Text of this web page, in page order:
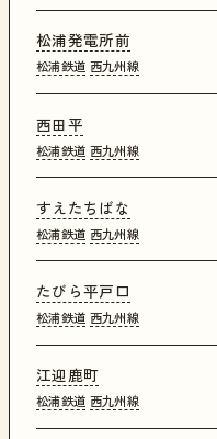
松浦発電所前
松浦鉄道 西九州線
西田平
松浦鉄道 西九州線
すえたちばな
松浦鉄道 西九州線
たびら平戸口
松浦鉄道 西九州線
江迎鹿町
松浦鉄道 西九州線